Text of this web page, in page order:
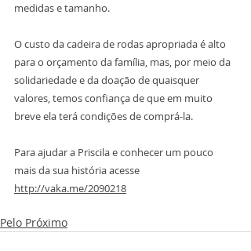
medidas e tamanho.
O custo da cadeira de rodas apropriada é alto
para o orçamento da família, mas, por meio da
solidariedade e da doação de quaisquer
valores, temos confiança de que em muito
breve ela terá condições de comprá-la.
Para ajudar a Priscila e conhecer um pouco
mais da sua história acesse
http://vaka.me/2090218
Pelo Próximo